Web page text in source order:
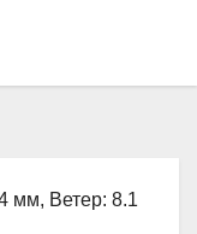
мм, Ветер: 8.1